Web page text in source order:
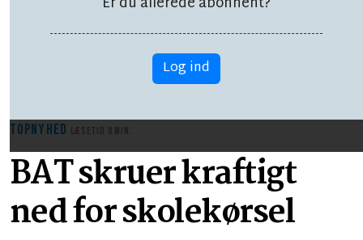
Log ind
særligt ved Bornholm'
TOPNYHED LÆSETID 8 MIN.
BAT skruer kraftigt
ned for skolekørsel